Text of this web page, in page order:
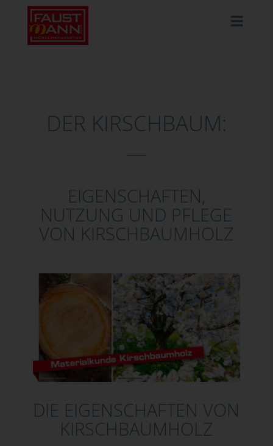
DER KIRSCHBAUM:
EIGENSCHAFTEN,
NUTZUNG UND PFLEGE
VON KIRSCHBAUMHOLZ
DIE EIGENSCHAFTEN VON
KIRSCHBAUMHOLZ